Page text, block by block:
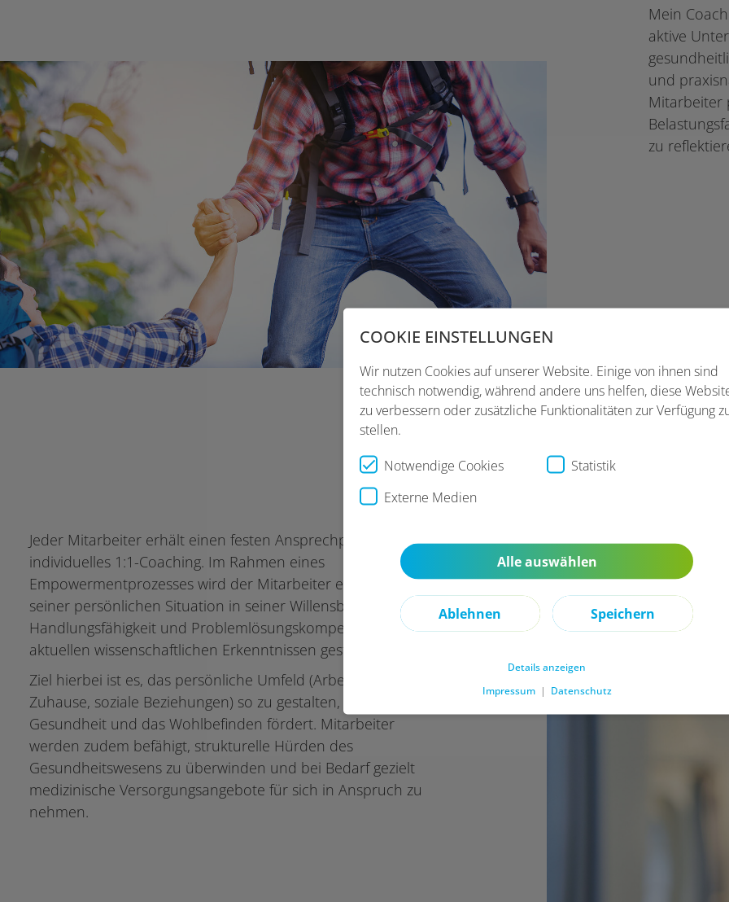
Mein
aktive
und
Mitarbeiter
zu
Jeder Mitarbeiter erhält einen festen Ansprechpartner für ein
individuelles 1:1-Coaching. Im Rahmen eines
Empowermentprozesses wird der Mitarbeiter entsprechend
seiner persönlichen Situation in seiner Willensbildung,
Handlungsfähigkeit und Problemlösungskompetenz nach
aktuellen wissenschaftlichen Erkenntnissen gestärkt.
Ziel hierbei ist es, das persönliche Umfeld (Arbeitsplatz,
Zuhause, soziale Beziehungen) so zu gestalten, dass es die
Gesundheit und das Wohlbefinden fördert. Mitarbeiter
werden zudem befähigt, strukturelle Hürden des
Gesundheitswesens zu überwinden und bei Bedarf gezielt
medizinische Versorgungsangebote für sich in Anspruch zu
nehmen.
COOKIE EINSTELLUNGEN
Wir nutzen Cookies auf unserer Website. Einige von ihnen sind
technisch notwendig, während andere uns helfen, diese
zu verbessern oder zusätzliche Funktionalitäten zur Verfügung
stellen.
Notwendige Cookies
Statistik
Externe Medien
Alle auswählen
Ablehnen Speichern
Details anzeigen
Impressum | Datenschutz